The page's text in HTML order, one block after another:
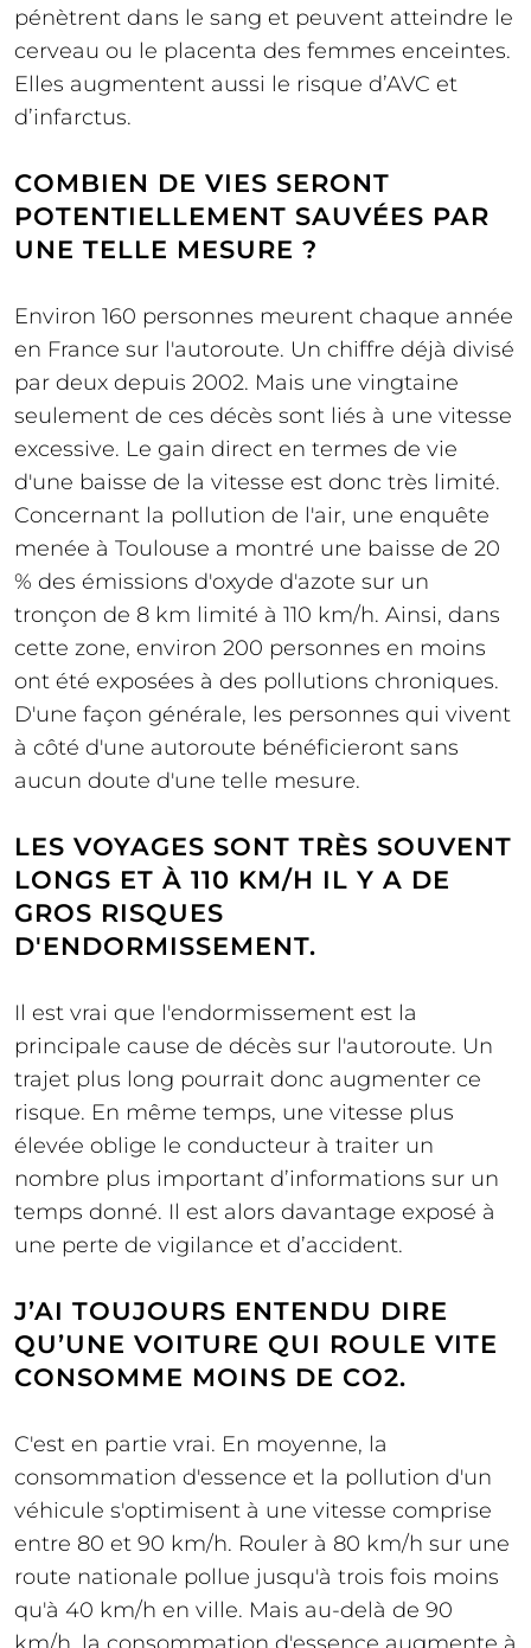
pénètrent dans le sang et peuvent atteindre le
cerveau ou le placenta des femmes enceintes.
Elles augmentent aussi le risque d’AVC et
d’infarctus.
COMBIEN DE VIES SERONT
POTENTIELLEMENT SAUVÉES PAR
UNE TELLE MESURE ?
Environ 160 personnes meurent chaque année
en France sur l'autoroute. Un chiffre déjà divisé
par deux depuis 2002. Mais une vingtaine
seulement de ces décès sont liés à une vitesse
excessive. Le gain direct en termes de vie
d'une baisse de la vitesse est donc très limité.
Concernant la pollution de l'air, une enquête
menée à Toulouse a montré une baisse de 20
% des émissions d'oxyde d'azote sur un
tronçon de 8 km limité à 110 km/h. Ainsi, dans
cette zone, environ 200 personnes en moins
ont été exposées à des pollutions chroniques.
D'une façon générale, les personnes qui vivent
à côté d'une autoroute bénéficieront sans
aucun doute d'une telle mesure.
LES VOYAGES SONT TRÈS SOUVENT
LONGS ET À 110 KM/H IL Y A DE
GROS RISQUES
D'ENDORMISSEMENT.
Il est vrai que l'endormissement est la
principale cause de décès sur l'autoroute. Un
trajet plus long pourrait donc augmenter ce
risque. En même temps, une vitesse plus
élevée oblige le conducteur à traiter un
nombre plus important d’informations sur un
temps donné. Il est alors davantage exposé à
une perte de vigilance et d’accident.
J’AI TOUJOURS ENTENDU DIRE
QU’UNE VOITURE QUI ROULE VITE
CONSOMME MOINS DE CO2.
C'est en partie vrai. En moyenne, la
consommation d'essence et la pollution d'un
véhicule s'optimisent à une vitesse comprise
entre 80 et 90 km/h. Rouler à 80 km/h sur une
route nationale pollue jusqu'à trois fois moins
qu'à 40 km/h en ville. Mais au-delà de 90